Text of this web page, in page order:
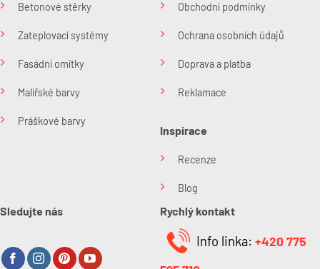
Betonové stěrky
Zateplovací systémy
Fasádní omítky
Malířské barvy
Práškové barvy
Obchodní podmínky
Ochrana osobních údajů
Doprava a platba
Reklamace
Inspirace
Recenze
Blog
Sledujte nás Rychlý kontakt
Info linka: +420 775